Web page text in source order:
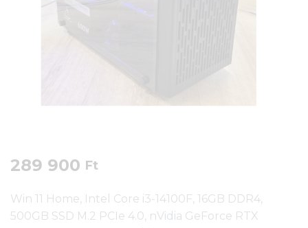
289 900 Ft
Win 11 Home, Intel Core i3-14100F, 16GB DDR4,
500GB SSD M.2 PCIe 4.0, nVidia GeForce RTX